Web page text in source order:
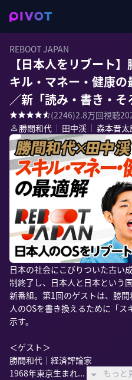
REBOOT JAPAN
【日本人をリブート
キル・マネー・健康
／新「読み・書き・そ
(2246)2.8万回視聴
勝間和代 ｜ 田中渓 ｜ 森本晋太
日本の社会にこびりついた古い
制終了し、日本人と日本という
新番組。第1回のゲストは、勝
人のOSを書き換えるために「
示す。
＜ゲスト＞
勝間和代｜経済評論家
1968年東京生まれ...
もっと